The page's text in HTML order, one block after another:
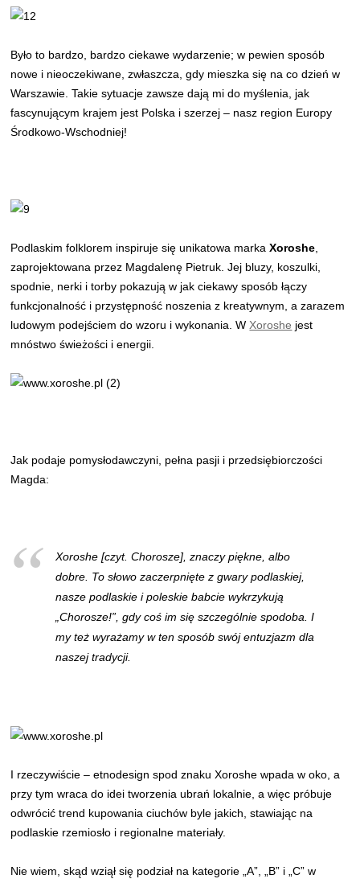
Było to bardzo, bardzo ciekawe wydarzenie; w pewien sposób
nowe i nieoczekiwane, zwłaszcza, gdy mieszka się na co dzień w
Warszawie. Takie sytuacje zawsze dają mi do myślenia, jak
fascynującym krajem jest Polska i szerzej – nasz region Europy
Środkowo-Wschodniej!
Podlaskim folklorem inspiruje się unikatowa markaXoroshe
zaprojektowana przez Magdalenę Pietruk. Jej bluzy, koszulki,
spodnie, nerki i torby pokazują w jak ciekawy sposób łączy
funkcjonalność i przystępność noszenia z kreatywnym, a zarazem
ludowym podejściem do wzoru i wykonania. W Xoroshe jest
mnóstwo świeżości i energii.
Jak podaje pomysłodawczyni, pełna pasji i przedsiębiorczości
Magda:
Xoroshe [czyt. Chorosze], znaczy piękne, albo
dobre. To słowo zaczerpnięte z gwary podlaskiej,
nasze podlaskie i poleskie babcie wykrzykują
„Chorosze!”, gdy coś im się szczególnie spodoba. I
my też wyrażamy w ten sposób swój entuzjazm dla
naszej tradycji.
I rzeczywiście – etnodesign spod znaku Xoroshe wpada w oko, a
przy tym wraca do idei tworzenia ubrań lokalnie, a więc próbuje
odwrócić trend kupowania ciuchów byle jakich, stawiając na
podlaskie rzemiosło i regionalne materiały.
Nie wiem, skąd wziął się podział na kategorie „A”, „B” i „C” w